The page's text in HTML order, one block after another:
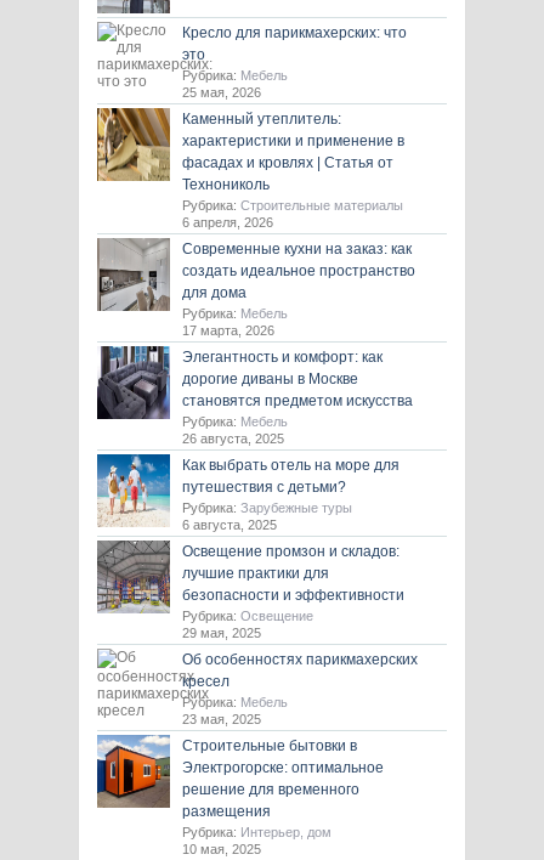
Кресло для парикмахерских: что
это
Рубрика: Мебель
25 мая, 2026
Каменный утеплитель:
характеристики и применение в
фасадах и кровлях | Статья от
Технониколь
Рубрика: Строительные материалы
6 апреля, 2026
Современные кухни на заказ: как
создать идеальное пространство
для дома
Рубрика: Мебель
17 марта, 2026
Элегантность и комфорт: как
дорогие диваны в Москве
становятся предметом искусства
Рубрика: Мебель
26 августа, 2025
Как выбрать отель на море для
путешествия с детьми?
Рубрика: Зарубежные туры
6 августа, 2025
Освещение промзон и складов:
лучшие практики для
безопасности и эффективности
Рубрика: Освещение
29 мая, 2025
Об особенностях парикмахерских
кресел
Рубрика: Мебель
23 мая, 2025
Строительные бытовки в
Электрогорске: оптимальное
решение для временного
размещения
Рубрика: Интерьер, дом
10 мая, 2025